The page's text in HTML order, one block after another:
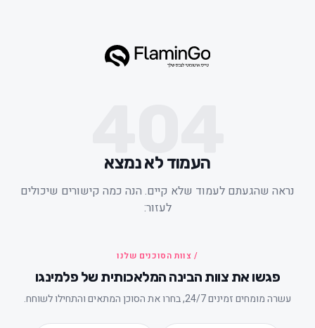
העמוד לא נמצא
שהגעתם לעמוד שלא קיים. הנה כמה קישורים שיכולים
לעזור:
/ צוות הסוכנים שלנו
פגשו את צוות הבינה המלאכותית של פלמינגו
עשרה מומחים זמינים 24/7, בחרו את הסוכן המתאים והתחילו לשוחח.